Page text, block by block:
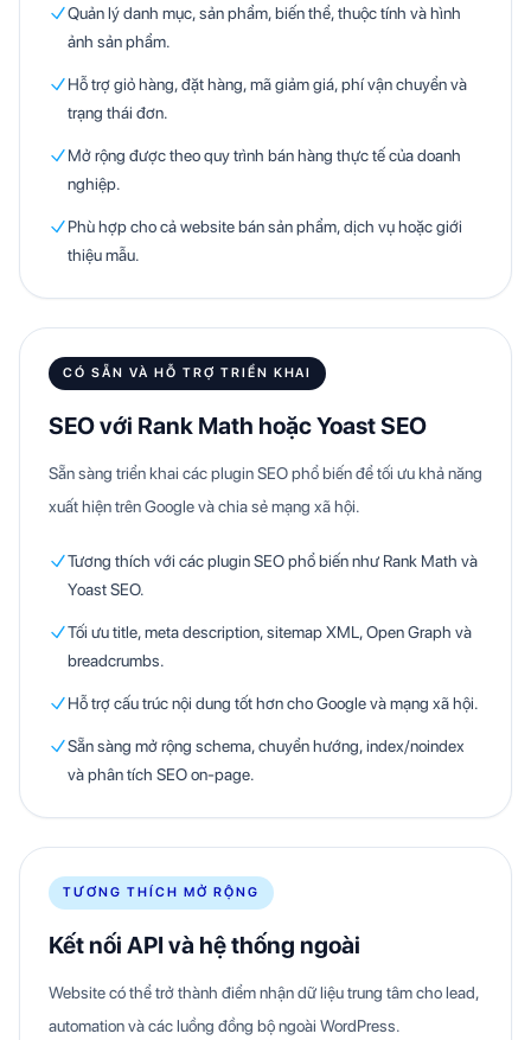
Quản lý danh mục, sản phẩm, biến thể, thuộc tính và hình
ảnh sản phẩm.
Hỗ trợ giỏ hàng, đặt hàng, mã giảm giá, phí vận chuyển và
trạng thái đơn.
Mở rộng được theo quy trình bán hàng thực tế của doanh
nghiệp.
Phù hợp cho cả website bán sản phẩm, dịch vụ hoặc giới
thiệu mẫu.
CÓ SẴN VÀ HỖ TRỢ TRIỂN KHAI
SEO với Rank Math hoặc Yoast SEO
Sẵn sàng triển khai các plugin SEO phổ biến để tối ưu khả năng
xuất hiện trên Google và chia sẻ mạng xã hội.
Tương thích với các plugin SEO phổ biến như Rank Math và
Yoast SEO.
Tối ưu title, meta description, sitemap XML, Open Graph và
breadcrumbs.
Hỗ trợ cấu trúc nội dung tốt hơn cho Google và mạng xã hội.
Sẵn sàng mở rộng schema, chuyển hướng, index/noindex
và phân tích SEO on-page.
TƯƠNG THÍCH MỞ RỘNG
Kết nối API và hệ thống ngoài
Website có thể trở thành điểm nhận dữ liệu trung tâm cho lead,
automation và các luồng đồng bộ ngoài WordPress.